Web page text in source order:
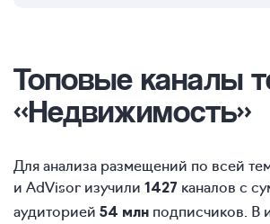
Топовые каналы
«Недвижимость»
Для анализа размещений по всей
и AdVisor изучили 1427 каналов с
аудиторией 54 млн подписчиков. В